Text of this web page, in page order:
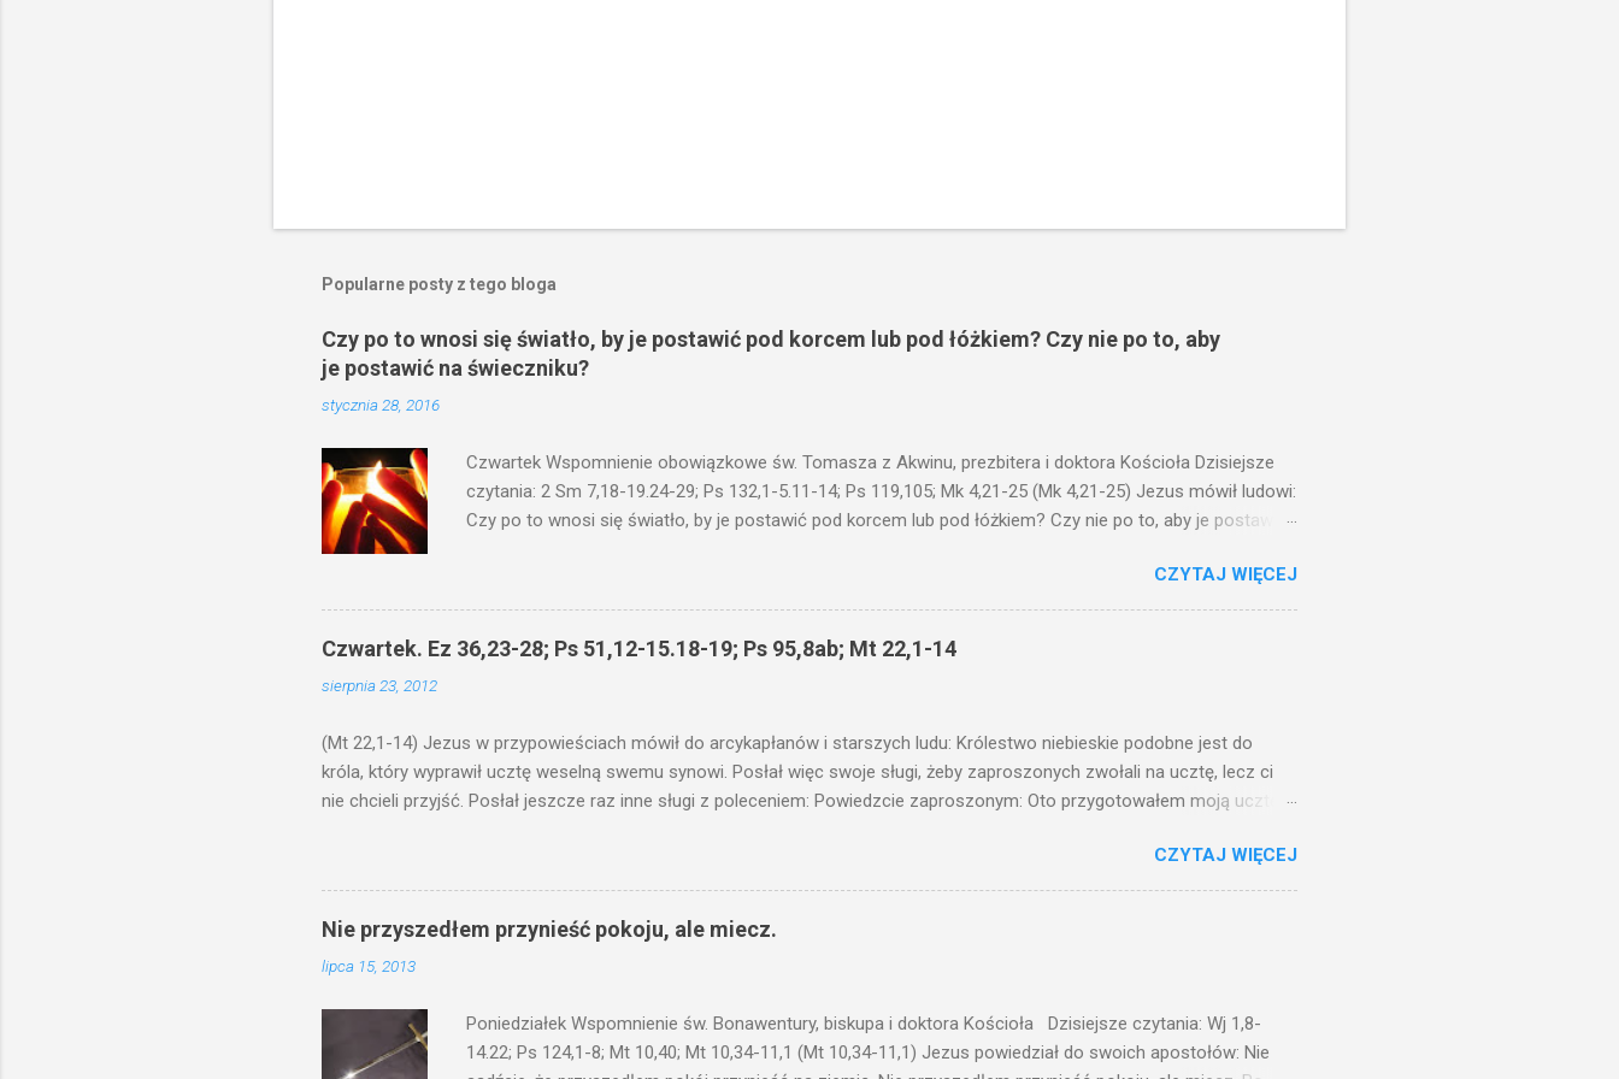
Popularne posty z tego bloga
Czy po to wnosi się światło, by je postawić pod korcem lub pod łóżkiem? Czy nie po to, aby
je postawić na świeczniku?
stycznia 28, 2016
Czwartek Wspomnienie obowiązkowe św. Tomasza z Akwinu, prezbitera i doktora Kościoła Dzisiejsze
czytania: 2 Sm 7,18-19.24-29; Ps 132,1-5.11-14; Ps 119,105; Mk 4,21-25 (Mk 4,21-25) Jezus mówił ludowi:
Czy po to wnosi się światło, by je postawić pod korcem lub pod łóżkiem? Czy nie po to, aby je postawić
niechaj słucha. I mówił im: Uważajcie na to, czego słuchacie. Taką samą miarą, jaką wy mierzycie,
odmierzą wam i jeszcze wam dołożą. Bo kto ma, temu będzie dane; a kto nie ma, pozbawią go i tego, co
ma. W dzisiejszym fragmencie z Ewangelii Jezus kontynuuje przypowieści.... Czy po to wnosi się światło,
by je postawić pod korcem lub pod łóżkiem? Czy nie po to, aby je postawić na świeczniku? Nie ma
CZYTAJ WIĘCEJ
Czwartek. Ez 36,23-28; Ps 51,12-15.18-19; Ps 95,8ab; Mt 22,1-14
sierpnia 23, 2012
(Mt 22,1-14) Jezus w przypowieściach mówił do arcykapłanów i starszych ludu: Królestwo niebieskie podobne jest do
króla, który wyprawił ucztę weselną swemu synowi. Posłał więc swoje sługi, żeby zaproszonych zwołali na ucztę, lecz ci
nie chcieli przyjść. Posłał jeszcze raz inne sługi z poleceniem: Powiedzcie zaproszonym: Oto przygotowałem moją ucztę:
swoje pole, drugi do swego kupiectwa, a inni pochwycili jego sługi i znieważywszy [ich], pozabijali. Na to król uniósł się
gniewem. Posłał swe wojska i kazał wytracić owych zabójców, a miasto ich spalić. Wtedy rzekł swoim sługom: Uczta
wprawdzie jest gotowa, lecz zaproszeni nie byli jej godni. Idźcie więc na rozstajne drogi i zaproście na ucztę wszystkich,
których spotkacie. Słudzy ci wyszli na drogi i sprowadzili wszystkich, których napotkali: złych i dobrych. I sala zapełniła się
biesiadnikami. Wszedł król, żeby się pr...
CZYTAJ WIĘCEJ
Nie przyszedłem przynieść pokoju, ale miecz.
lipca 15, 2013
Poniedziałek Wspomnienie św. Bonawentury, biskupa i doktora Kościoła Dzisiejsze czytania: Wj 1,8-
14.22; Ps 124,1-8; Mt 10,40; Mt 10,34-11,1 (Mt 10,34-11,1) Jezus powiedział do swoich apostołów: Nie